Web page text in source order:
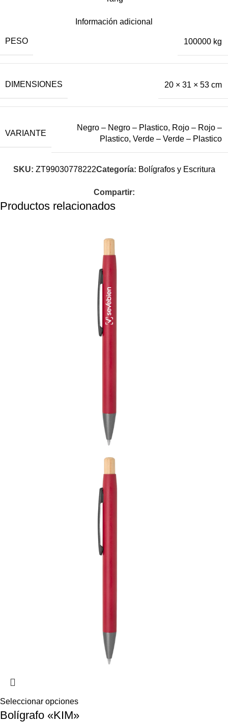
Información adicional
PESO 100000 kg
DIMENSIONES 20 × 31 × 53 cm
VARIANTE
Negro – Negro – Plastico, Rojo – Rojo –
Plastico, Verde – Verde – Plastico
SKU: ZT99030778222Categoría: Bolígrafos y Escritura
Compartir:
Productos relacionados
Seleccionar opciones
Bolígrafo «KIM»